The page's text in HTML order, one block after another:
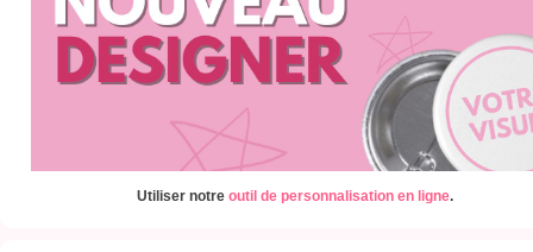
Utiliser notre outil de personnalisation en ligne.